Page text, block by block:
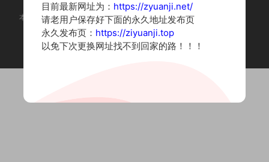
本站为摄影写真图片网站，内容来自网络收集整理，仅作个人学习使用。
如有违法内容请联系删除
Copyright © 2022 资源集
目前最新网址为： https://zyuanji.net/
请老用户保存好下面的永久地址发布页
永久发布页： https://ziyuanji.top
以免下次更换网址找不到回家的路！！！